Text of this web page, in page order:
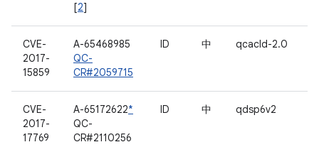
[2]
CVE-
2017-
15859
A-65468985
QC-
CR#2059715
ID 中 qcacld-2.0
CVE-
2017-
17769
A-65172622*
QC-
CR#2110256
ID 中 qdsp6v2